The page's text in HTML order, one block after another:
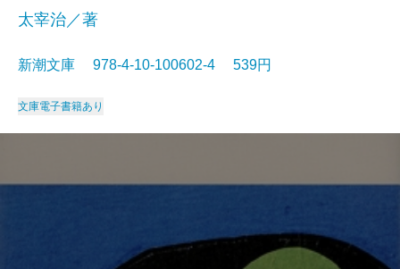
太宰治／著
新潮文庫 978-4-10-100602-4 539円
文庫電子書籍あり